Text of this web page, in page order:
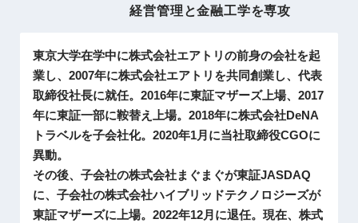
経営管理と金融工学を専攻
東京大学在学中に株式会社エアトリの前身の会社を起
業し、2007年に株式会社エアトリを共同創業し、代表
取締役社長に就任。2016年に東証マザーズ上場、2017
年に東証一部に鞍替え上場。2018年に株式会社DeNA
トラベルを子会社化。2020年1月に当社取締役CGOに
異動。
その後、子会社の株式会社まぐまぐが東証JASDAQ
に、子会社の株式会社ハイブリッドテクノロジーズが
東証マザーズに上場。2022年12月に退任。 現在、株式